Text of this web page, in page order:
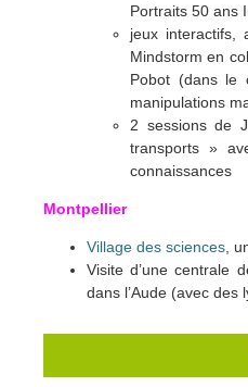
Portraits 50 ans
jeux interactifs,
Mindstorm en
Pobot (dans le
manipulations
2 sessions de
transports »
connaissances
Montpellier
Village des sciences,
Visite d’une centrale
dans l’Aude (avec des